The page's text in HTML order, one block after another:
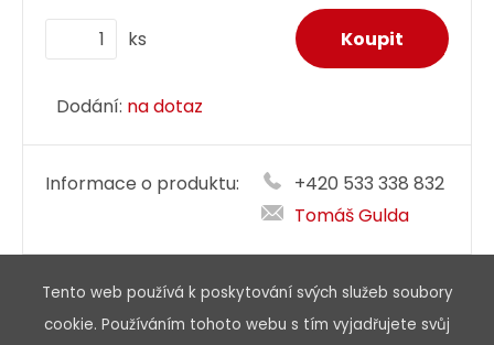
ks
Dodání: na dotaz
Informace o produktu:
+420 533 338 832
Tomáš Gulda
Doporučit Tisk
Tento web používá k poskytování svých služeb soubory
cookie. Používáním tohoto webu s tím vyjadřujete svůj